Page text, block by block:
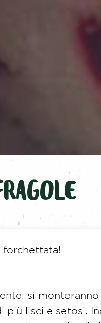
forchettata!
si
più lisci e setosi.